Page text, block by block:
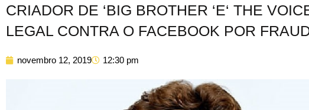
CRIADOR DE ‘BIG BROTHER ‘E‘ THE
LEGAL CONTRA O FACEBOOK POR
novembro 12, 2019 12:30 pm